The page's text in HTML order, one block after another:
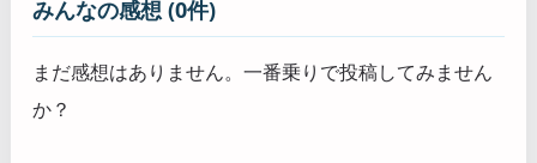
みんなの感想 (0件)
まだ感想はありません。一番乗りで投稿してみません
か？